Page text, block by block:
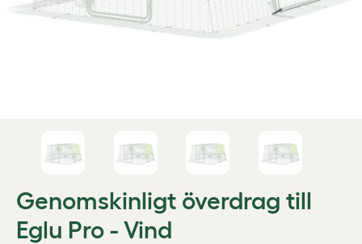
Genomskinligt överdrag till
Eglu Pro - Vind